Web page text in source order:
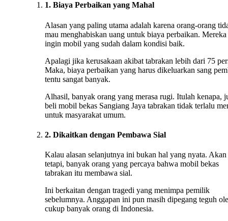
1. Biaya Perbaikan yang Mahal
Alasan yang paling utama adalah karena orang-orang
mau menghabiskan uang untuk biaya perbaikan. Mereka
ingin mobil yang sudah dalam kondisi baik.
Apalagi jika kerusakaan akibat tabrakan lebih dari 75
Maka, biaya perbaikan yang harus dikeluarkan sang
tentu sangat banyak.
Alhasil, banyak orang yang merasa rugi. Itulah kenapa,
beli mobil bekas Sangiang Jaya tabrakan tidak terlalu
untuk masyarakat umum.
2. Dikaitkan dengan Pembawa Sial
Kalau alasan selanjutnya ini bukan hal yang nyata. Akan
tetapi, banyak orang yang percaya bahwa mobil bekas
tabrakan itu membawa sial.
Ini berkaitan dengan tragedi yang menimpa pemilik
sebelumnya. Anggapan ini pun masih dipegang teguh
cukup banyak orang di Indonesia.